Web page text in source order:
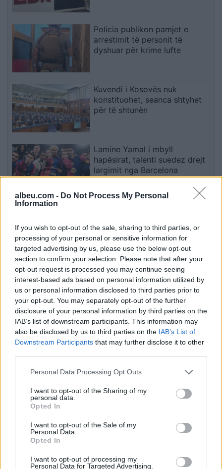
albeu.com - Do Not Process My Personal
Information
If you wish to opt-out of the sale, sharing to third parties, or
processing of your personal or sensitive information for
targeted advertising by us, please use the below opt-out
section to confirm your selection. Please note that after your
opt-out request is processed you may continue seeing
interest-based ads based on personal information utilized by
us or personal information disclosed to third parties prior to
your opt-out. You may separately opt-out of the further
disclosure of your personal information by third parties on the
IAB’s list of downstream participants. This information may
also be disclosed by us to third parties on the IAB’s List of
Downstream Participants that may further disclose it to other
Personal Data Processing Opt Outs
I want to opt-out of the Sharing of my
personal data.
Opted In
I want to opt-out of the Sale of my
Personal Data.
Opted In
I want to opt-out of processing my
Personal Data for Targeted Advertising.
Policia publikon pamjet e
arrestimit të personit të
dyshuar për krime lufte
Kuvendi i Kosovës nuk
konstituohet, seanca shtyhet
për të shtunën
Lamine Yamal i mbyll
hapësirat, talenti suedez drejt
largimit nga Barcelona
ilegalisht nga Maroku me
parashutë bie në det dhe vdes
Esim for USA|Esim for Italy| Esim for Spain|Esim